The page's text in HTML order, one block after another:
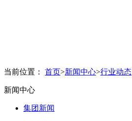
当前位置： 首页>新闻中心>行业动态
新闻中心
集团新闻